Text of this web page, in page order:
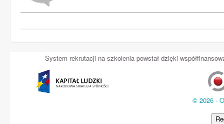
System rekrutacji na szkolenia powstał dzięki
© 2026 -